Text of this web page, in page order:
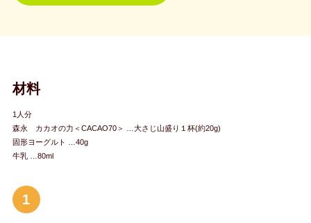
材料
1人分
森永 カカオの力＜CACAO70＞ …大さじ山盛り１杯(約20g)
固形ヨーグルト …40g
牛乳 …80ml
1